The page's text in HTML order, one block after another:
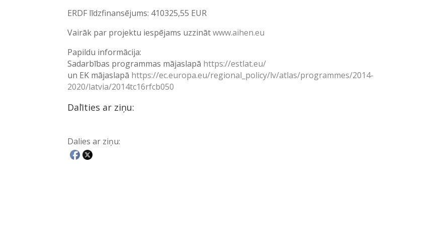
ERDF līdzfinansējums: 410325,55 EUR
Vairāk par projektu iespējams uzzinātwww.aihen.eu
Papildu informācija:
Sadarbības programmas mājaslapā https://estlat.eu/
un EK mājaslapā https://ec.europa.eu/regional_policy/lv/atlas/programmes/2014-
2020/latvia/2014tc16rfcb050
Dalīties ar ziņu:
Dalies ar ziņu: